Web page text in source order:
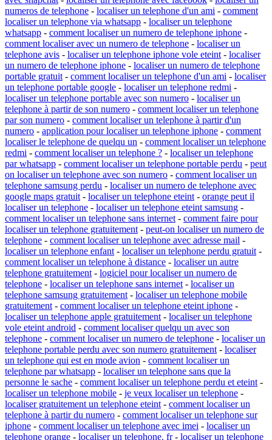
numeros de telephone - localiser un telephone d'un ami - comment
localiser un telephone via whatsapp - localiser un telephone
whatsapp - comment localiser un numero de telephone iphone -
comment localiser avec un numero de telephone - localiser un
telephone avis - localiser un telephone iphone vole eteint - localiser
un numero de telephone iphone - localiser un numero de telephone
portable gratuit - comment localiser un telephone d'un ami - localiser
un telephone portable google - localiser un telephone redmi -
localiser un telephone portable avec son numero - localiser un
telephone à partir de son numero - comment localiser un telephone
par son numero - comment localiser un telephone à partir d'un
numero - application pour localiser un telephone iphone - comment
localiser le telephone de quelqu un - comment localiser un telephone
redmi - comment localiser un telephone ? - localiser un telephone
par whatsapp - comment localiser un telephone portable perdu - peut
on localiser un telephone avec son numero - comment localiser un
telephone samsung perdu - localiser un numero de telephone avec
google maps gratuit - localiser un telephone eteint - orange peut il
localiser un telephone - localiser un telephone eteint samsung -
comment localiser un telephone sans internet - comment faire pour
localiser un telephone gratuitement - peut-on localiser un numero de
telephone - comment localiser un telephone avec adresse mail -
localiser un telephone enfant - localiser un telephone perdu gratuit -
comment localiser un telephone à distance - localiser un autre
telephone gratuitement - logiciel pour localiser un numero de
telephone - localiser un telephone sans internet - localiser un
telephone samsung gratuitement - localiser un telephone mobile
gratuitement - comment localiser un telephone eteint iphone -
localiser un telephone apple gratuitement - localiser un telephone
vole eteint android - comment localiser quelqu un avec son
telephone - comment localiser un numero de telephone - localiser un
telephone portable perdu avec son numero gratuitement - localiser
un telephone qui est en mode avion - comment localiser un
telephone par whatsapp - localiser un telephone sans que la
personne le sache - comment localiser un telephone perdu et eteint -
localiser un telephone mobile - je veux localiser un telephone -
localiser gratuitement un telephone eteint - comment localiser un
telephone à partir du numero - comment localiser un telephone sur
iphone - comment localiser un telephone avec imei - localiser un
telephone orange - localiser un telephone. fr- localiser un telephone